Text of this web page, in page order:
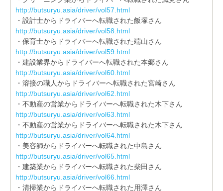
http://butsuryu.asia/driver/vol57.html
・設計士からドライバーへ転職された飯塚さん
http://butsuryu.asia/driver/vol58.html
・保育士からドライバーへ転職された端山さん
http://butsuryu.asia/driver/vol59.html
・建設業界からドライバーへ転職された本郷さん
http://butsuryu.asia/driver/vol60.html
・溶接の職人からドライバーへ転職された宮崎さん
http://butsuryu.asia/driver/vol62.html
・不動産の営業からドライバーへ転職された木下さん
http://butsuryu.asia/driver/vol63.html
・不動産の営業からドライバーへ転職された木下さん
http://butsuryu.asia/driver/vol64.html
・美容師からドライバーへ転職された中島さん
http://butsuryu.asia/driver/vol65.html
・建築業からドライバーへ転職された柴田さん
http://butsuryu.asia/driver/vol66.html
・清掃業からドライバーへ転職された用澤さん